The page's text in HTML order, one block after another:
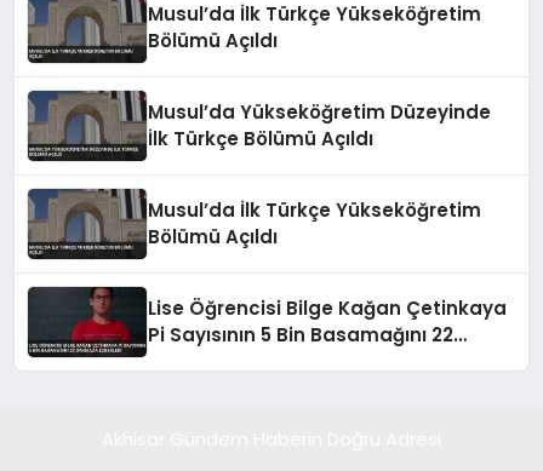
Musul’da İlk Türkçe Yükseköğretim
Bölümü Açıldı
Musul’da Yükseköğretim Düzeyinde
İlk Türkçe Bölümü Açıldı
Musul’da İlk Türkçe Yükseköğretim
Bölümü Açıldı
Lise Öğrencisi Bilge Kağan Çetinkaya
Pi Sayısının 5 Bin Basamağını 22